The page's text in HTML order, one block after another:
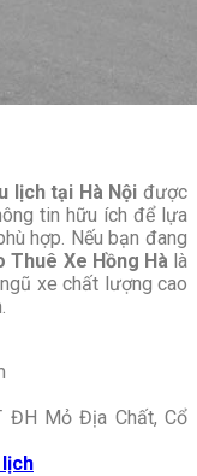
lịch tại Hà Nội được
tin hữu ích để lựa
hợp. Nếu bạn đang
Thuê Xe Hồng Hàlà
xe chất lượng cao
ĐH Mỏ Địa Chất, Cổ